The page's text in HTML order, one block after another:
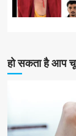
हो सकता है आप